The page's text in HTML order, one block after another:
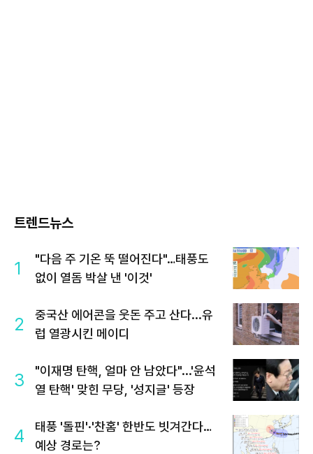
트렌드뉴스
1
"다음 주 기온 뚝 떨어진다"…태풍도
없이 열돔 박살 낸 '이것'
2
중국산 에어콘을 웃돈 주고 산다...유
럽 열광시킨 메이디
3
"이재명 탄핵, 얼마 안 남았다"...'윤석
열 탄핵' 맞힌 무당, '성지글' 등장
4
태풍 '돌핀'·'찬홈' 한반도 빗겨간다…
예상 경로는?